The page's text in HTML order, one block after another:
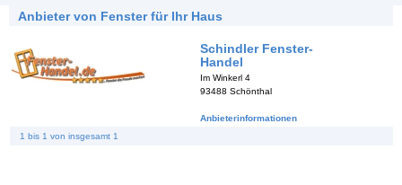
Anbieter von Fenster für Ihr Haus
Schindler Fenster-
Handel
Im Winkerl 4
93488 Schönthal
Anbieterinformationen
1 bis 1 von insgesamt 1